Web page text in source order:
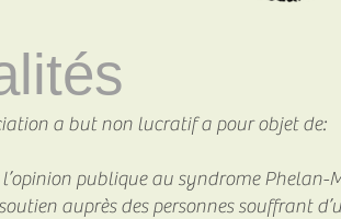
a but non lucratif a pour objet de:
l’opinion publique au syndrome Phelan-
auprès des personnes souffrant